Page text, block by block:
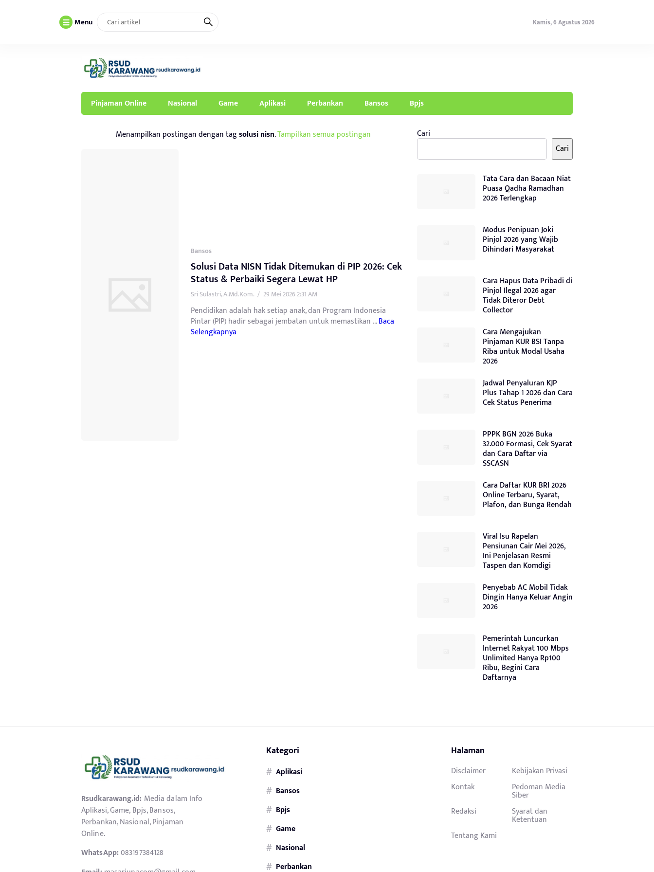
Menu Kamis, 6 Agustus 2026
Pinjaman Online Nasional Game Aplikasi Perbankan Bansos Bpjs
Menampilkan postingan dengan tagsolusi nisn.Tampilkan semua postingan
Bansos
Solusi Data NISN Tidak Ditemukan di PIP 2026: Cek
Status & Perbaiki Segera Lewat HP
Sri Sulastri, A.Md.Kom. / 29 Mei 2026 2:31 AM
Pendidikan adalah hak setiap anak, dan Program Indonesia
Pintar (PIP) hadir sebagai jembatan untuk memastikan ...Baca
Selengkapnya
Cari
Cari
Tata Cara dan Bacaan Niat
Puasa Qadha Ramadhan
2026 Terlengkap
Modus Penipuan Joki
Pinjol 2026 yang Wajib
Dihindari Masyarakat
Cara Hapus Data Pribadi di
Pinjol Ilegal 2026 agar
Tidak Diteror Debt
Collector
Cara Mengajukan
Pinjaman KUR BSI Tanpa
Riba untuk Modal Usaha
2026
Jadwal Penyaluran KJP
Plus Tahap 1 2026 dan Cara
Cek Status Penerima
PPPK BGN 2026 Buka
32.000 Formasi, Cek Syarat
dan Cara Daftar via
SSCASN
Cara Daftar KUR BRI 2026
Online Terbaru, Syarat,
Plafon, dan Bunga Rendah
Viral Isu Rapelan
Pensiunan Cair Mei 2026,
Ini Penjelasan Resmi
Taspen dan Komdigi
Penyebab AC Mobil Tidak
Dingin Hanya Keluar Angin
2026
Pemerintah Luncurkan
Internet Rakyat 100 Mbps
Unlimited Hanya Rp100
Ribu, Begini Cara
Daftarnya
Rsudkarawang.id: Media dalam Info
Aplikasi, Game, Bpjs, Bansos,
Perbankan, Nasional, Pinjaman
Online.
WhatsApp:083197384128
Kategori
Aplikasi
Bansos
Bpjs
Game
Nasional
Perbankan
Halaman
Disclaimer
Kebijakan Privasi
Kontak
Pedoman Media
Siber
Redaksi
Syarat dan
Ketentuan
Tentang Kami